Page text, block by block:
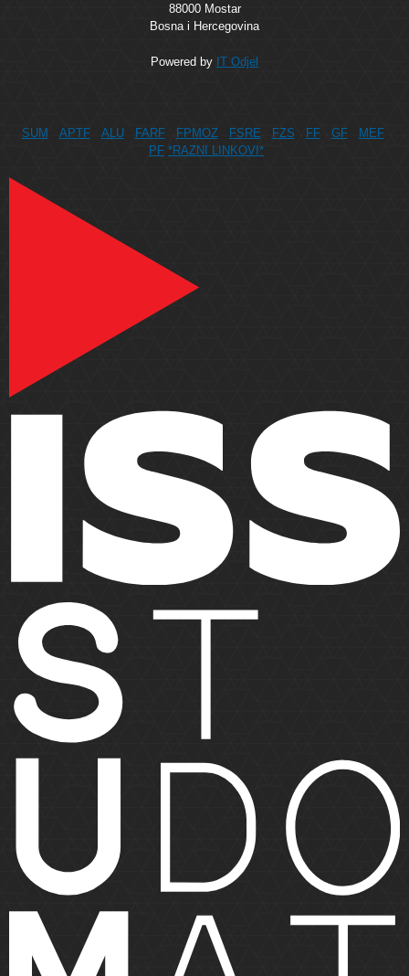
88000 Mostar
Bosna i Hercegovina
Powered by IT Odjel
SUM APTF ALU FARF FPMOZ FSRE FZS FF GF
MEF
PF *RAZNI LINKOVI*